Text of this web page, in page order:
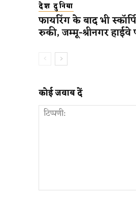
देश दुनिया
फायरिंग के बाद भी
रुकी, जम्मू-श्रीनगर हाईवे
कोई जवाब दें